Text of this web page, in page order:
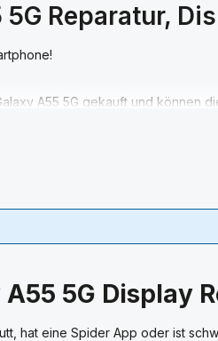
Reparatur,
A55 5G gekauft und
5G Display
hat eine Spider App oder ist